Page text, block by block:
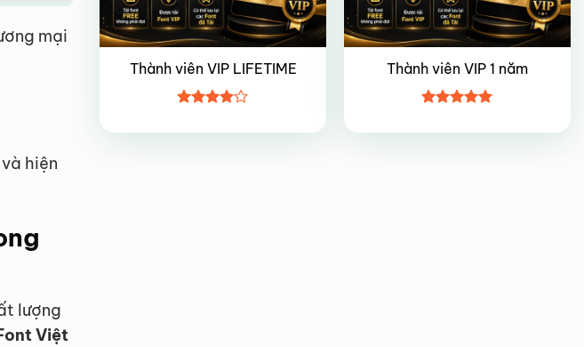
mại
hiện
lượng
Việt
Thành viên VIP LIFETIME
xếp hạng
Thành viên VIP 1 năm
hạng55